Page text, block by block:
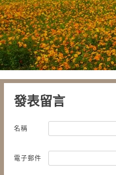
發表留言
名稱
電子郵件